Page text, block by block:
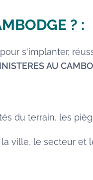
? :
s'implanter,
AU
du terrain, les
ville, le secteur et